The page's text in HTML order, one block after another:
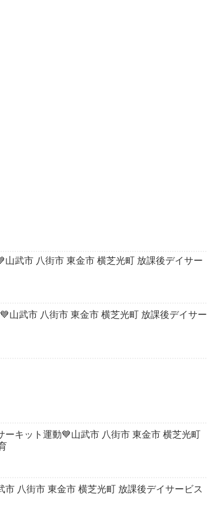
武市 八街市 東金市 横芝光町 放課後デイサー
山武市 八街市 東金市 横芝光町 放課後デイサー
キット運動💙山武市 八街市 東金市 横芝光町
八街市 東金市 横芝光町 放課後デイサービス